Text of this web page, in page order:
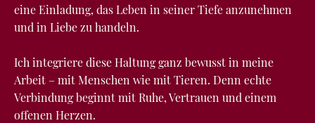
eine Einladung, das Leben in seiner Tiefe anzunehmen
und in Liebe zu handeln.
Ich integriere diese Haltung ganz bewusst in meine
Arbeit – mit Menschen wie mit Tieren. Denn echte
Verbindung beginnt mit Ruhe, Vertrauen und einem
offenen Herzen.